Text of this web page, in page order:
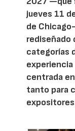
jueves 11
de
rediseñado
categorías
experiencia
centrada
tanto para